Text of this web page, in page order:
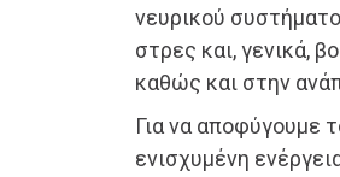
νευρικού
στρες και, γενικά,
καθώς και στην
Για να αποφύγουμε
ενισχυμένη